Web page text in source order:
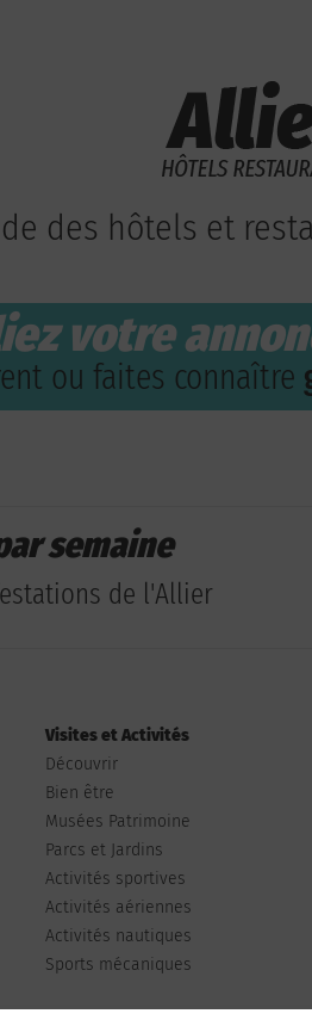
des hôtels et
votre
ou faites connaître
semaine
de l'Allier
Visites et Activités
Découvrir
Bien être
Musées Patrimoine
Parcs et Jardins
Activités sportives
Activités aériennes
Activités nautiques
Sports mécaniques